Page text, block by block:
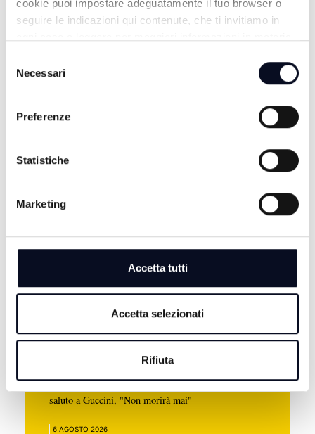
cookie puoi impostare adeguatamente il tuo browser o
seguire le indicazioni qui contenute, che ti invitiamo in
delNecessari
Preferenze
Statistiche
Marketing
Accetta tutti
Accetta selezionati
Rifiuta
emergenza idrica
EMILIA-ROMAGNA: Migliaia di messaggi per l'ultimo
saluto a Guccini, "Non morirà mai"
6 AGOSTO 2026